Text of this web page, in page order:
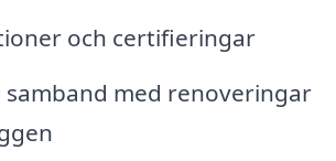
och certifieringar
samband med renoveringar